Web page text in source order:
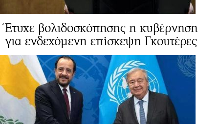
Έτυχε βολιδοσκόπησης η κυβέρνηση
για ενδεχόμενη επίσκεψη Γκουτέρες